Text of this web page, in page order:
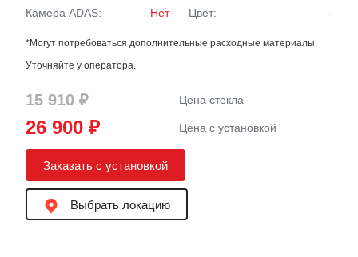
Камера ADAS:
Нет Цвет: -
*Могут потребоваться дополнительные расходные материалы.
Уточняйте у оператора.
15 910 ₽ Цена стекла
26 900 ₽ Цена с установкой
Заказать с установкой
Выбрать локацию